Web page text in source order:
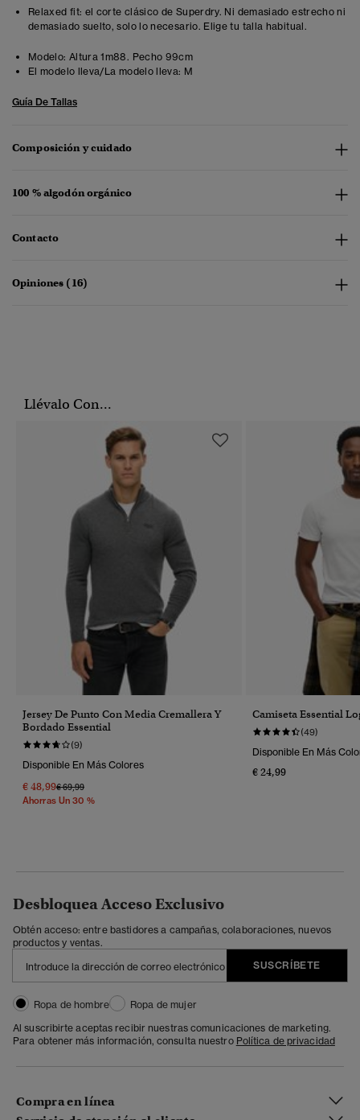
Relaxed fit: el corte clásico de Superdry. Ni demasiado estrecho ni
demasiado suelto, solo lo necesario. Elige tu talla habitual.
Modelo: Altura 1m88. Pecho 99cm
El modelo lleva/La modelo lleva: M
Guía De Tallas
Composición y cuidado
100 % algodón orgánico
Contacto
Opiniones (16)
Llévalo Con...
Jersey De Punto Con Media Cremallera Y
Bordado Essential
(9)
Disponible En Más Colores
€ 48,99Precio Rebajado De
€ 69,99A
Ahorras Un 30 %
Camiseta Essential
(49)
Disponible En Más
€ 24,99
Desbloquea Acceso Exclusivo
Obtén acceso: entre bastidores a campañas, colaboraciones, nuevos
productos y ventas.
SUSCRÍBETE
Ropa de hombre
Ropa de mujer
Al suscribirte aceptas recibir nuestras comunicaciones de marketing.
Para obtener más información, consulta nuestro Política de privacidad
Compra en línea